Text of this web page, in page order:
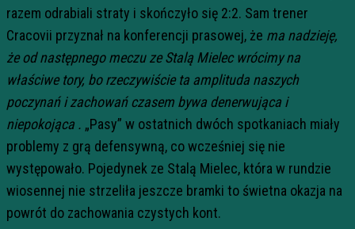
razem odrabiali straty i skończyło się 2:2. Sam trener
Cracovii przyznał na konferencji prasowej, że ma nadzieję,
że od następnego meczu ze Stalą Mielec wrócimy na
właściwe tory, bo rzeczywiście ta amplituda naszych
poczynań i zachowań czasem bywa denerwująca i
niepokojąca . „Pasy” w ostatnich dwóch spotkaniach miały
problemy z grą defensywną, co wcześniej się nie
występowało. Pojedynek ze Stalą Mielec, która w rundzie
wiosennej nie strzeliła jeszcze bramki to świetna okazja na
powrót do zachowania czystych kont.